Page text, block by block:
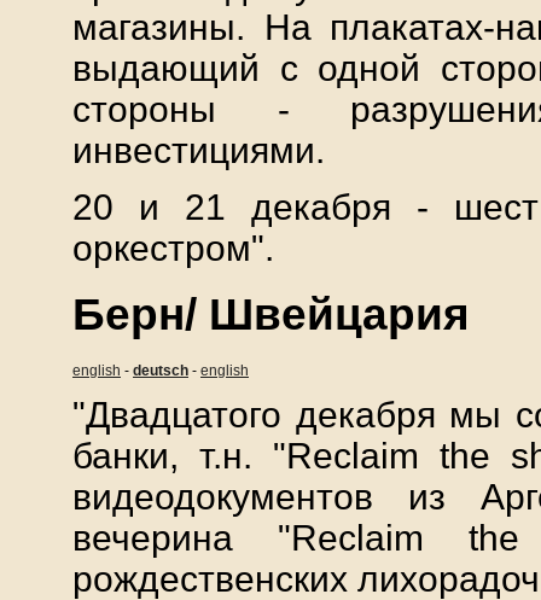
магазины. На плакатах-
выдающий с одной
стороны -
инвестициями.
20 и 21 декабря -
оркестром".
Берн/ Швейцария
english - deutsch - english
"Двадцатого декабря мы
банки, т.н. "Reclaim the
видеодокументов из
вечерина "Reclaim the
рождественских